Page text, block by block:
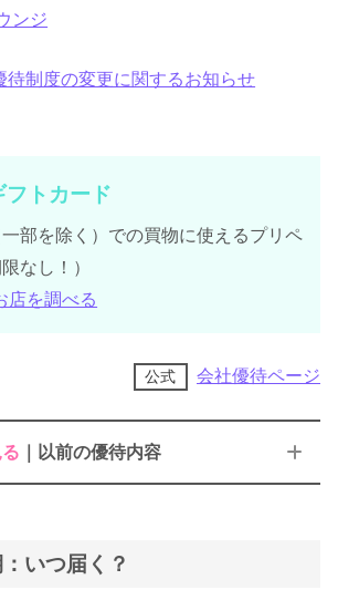
ンジ
待制度の変更に関するお知らせ
フトカード
部を除く）での買物に使えるプリペ
なし！）
店を調べる
公式 会社優待ページ
｜以前の優待内容
ドいつ届く？